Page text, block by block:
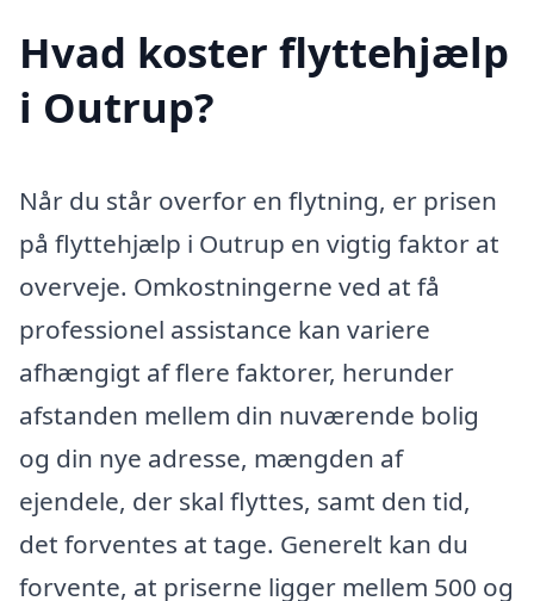
Hvad koster flyttehjælp
i Outrup?
Når du står overfor en flytning, er prisen
på flyttehjælp i Outrup en vigtig faktor at
overveje. Omkostningerne ved at få
professionel assistance kan variere
afhængigt af flere faktorer, herunder
afstanden mellem din nuværende bolig
og din nye adresse, mængden af
ejendele, der skal flyttes, samt den tid,
det forventes at tage. Generelt kan du
forvente, at priserne ligger mellem 500 og